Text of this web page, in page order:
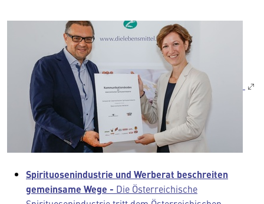
Spirituosenindustrie und Werberat beschreiten
gemeinsame Wege - Die Österreichische